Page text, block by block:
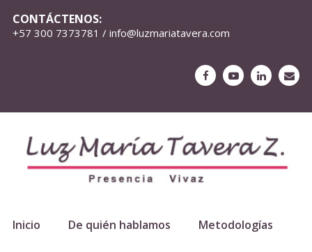
CONTÁCTENOS:
+57 300 7373781 / info@luzmariatavera.com
Inicio De quién hablamos Metodologías